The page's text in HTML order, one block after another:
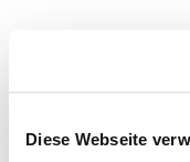
Diese Webseite